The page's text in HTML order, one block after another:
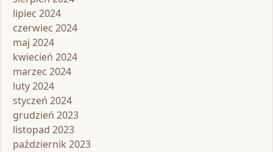
lipiec 2024
czerwiec 2024
maj 2024
kwiecień 2024
marzec 2024
luty 2024
styczeń 2024
grudzień 2023
listopad 2023
październik 2023